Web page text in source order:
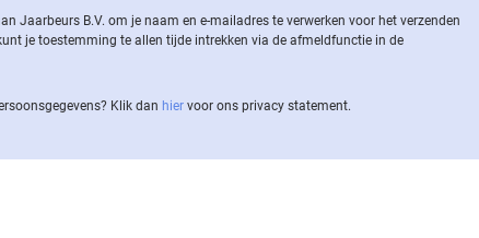
Jaarbeurs B.V. om je naam en e-mailadres te verwerken voor het verzenden
je toestemming te allen tijde intrekken via de af­meld­func­tie in de
Klik dan hier voor ons privacy statement.